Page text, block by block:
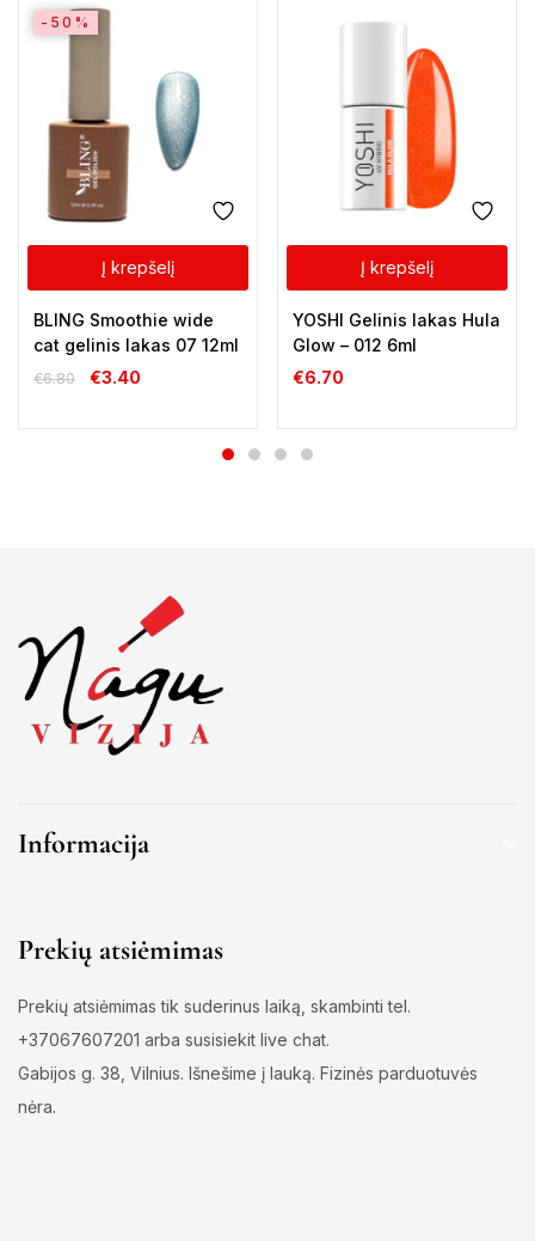
Į krepšelį
-50%
BLING Smoothie wide
cat gelinis lakas 07 12ml
€6.80 €3.40
Į krepšelį
YOSHI Gelinis lakas Hula
Glow – 012 6ml
€6.70
Informacija
Prekių atsiėmimas
Prekių atsiėmimas tik suderinus laiką, skambinti tel.
+37067607201 arba susisiekit live chat.
Gabijos g. 38, Vilnius. Išnešime į lauką. Fizinės parduotuvės
nėra.